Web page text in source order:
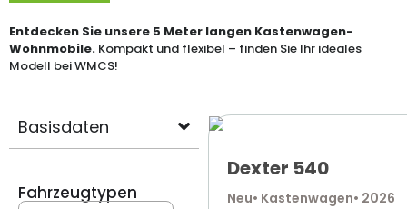
Entdecken Sie unsere 5 Meter langen Kastenwagen-
Wohnmobile. Kompakt und flexibel – finden Sie Ihr ideales
Modell bei WMCS!
Basisdaten
Fahrzeugtypen
Dexter 540
Neu• Kastenwagen• 2026